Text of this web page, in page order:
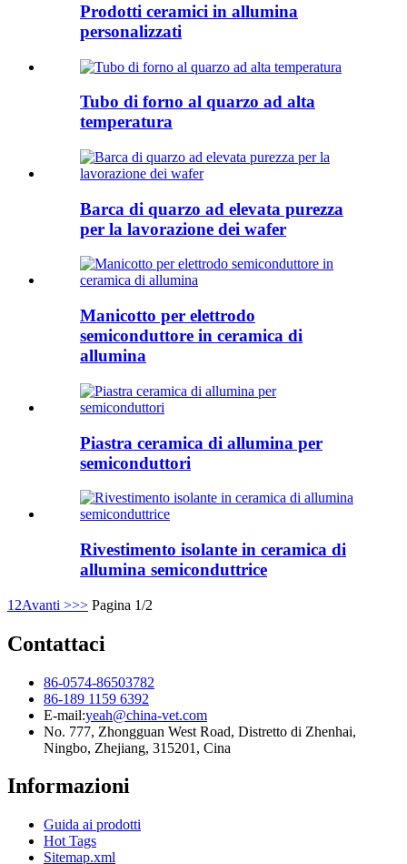
Prodotti ceramici in allumina
personalizzati
Tubo di forno al quarzo ad alta
temperatura
Barca di quarzo ad elevata purezza
per la lavorazione dei wafer
Manicotto per elettrodo
semiconduttore in ceramica di
allumina
Piastra ceramica di allumina per
semiconduttori
Rivestimento isolante in ceramica di
allumina semiconduttrice
1 2Avanti >>> Pagina 1/2
Contattaci
86-0574-86503782
86-189 1159 6392
E-mail:yeah@china-vet.com
No. 777, Zhongguan West Road, Distretto di Zhenhai,
Ningbo, Zhejiang, 315201, Cina
Informazioni
Guida ai prodotti
Hot Tags
Sitemap.xml